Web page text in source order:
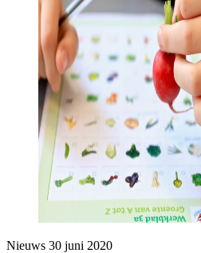
Nieuws 30 juni 2020